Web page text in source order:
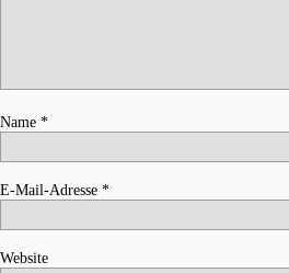
Name *
E-Mail-Adresse *
Website